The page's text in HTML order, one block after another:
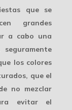
que se
grandes
a cabo una
seguramente
los colores
que el
no mezclar
evitar el